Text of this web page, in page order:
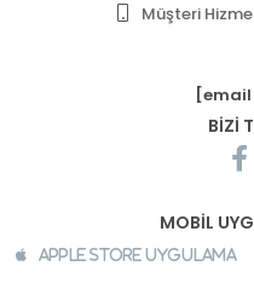
Müşteri
BİZİ
MOBİL
Apple Store Uygulama